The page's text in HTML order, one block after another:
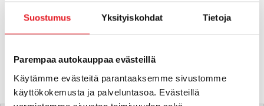
Suostumus Yksityiskohdat Tietoja
Parempaa autokauppaa evästeillä
Käytämme evästeitä parantaaksemme sivustomme
käyttökokemusta ja palveluntasoa. Evästeillä